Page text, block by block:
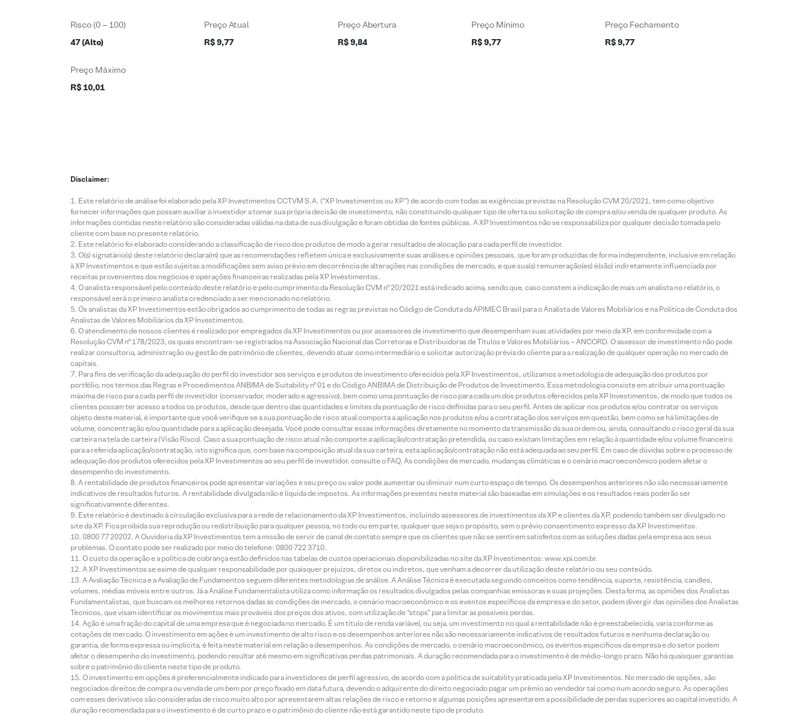
Risco (0 – 100)
47 (Alto)
Preço Atual
R$ 9,77
Preço Abertura
R$ 9,84
Preço Mínimo
R$ 9,77
Preço Fechamento
R$ 9,77
Preço Máximo
R$ 10,01
Disclaimer:
Este relatório de análise foi elaborado pela XP Investimentos CCTVM S.A. (“XP Investimentos ou XP”) de acordo com todas as exigências previstas na Resolução CVM 20/2021, tem como objetivo
fornecer informações que possam auxiliar o investidor a tomar sua própria decisão de investimento, não constituindo qualquer tipo de oferta ou solicitação de compra e/ou venda de qualquer produto. As
informações contidas neste relatório são consideradas válidas na data de sua divulgação e foram obtidas de fontes públicas. A XP Investimentos não se responsabiliza por qualquer decisão tomada pelo
cliente com base no presente relatório.
Este relatório foi elaborado considerando a classificação de risco dos produtos de modo a gerar resultados de alocação para cada perfil de investidor.
O(s) signatário(s) deste relatório declara(m) que as recomendações refletem única e exclusivamente suas análises e opiniões pessoais, que foram produzidas de forma independente, inclusive em relação
à XP Investimentos e que estão sujeitas a modificações sem aviso prévio em decorrência de alterações nas condições de mercado, e que sua(s) remuneração(es) é(são) indiretamente influenciada por
receitas provenientes dos negócios e operações financeiras realizadas pela XP Investimentos.
O analista responsável pelo conteúdo deste relatório e pelo cumprimento da Resolução CVM nº 20/2021 está indicado acima, sendo que, caso constem a indicação de mais um analista no relatório, o
responsável será o primeiro analista credenciado a ser mencionado no relatório.
Os analistas da XP Investimentos estão obrigados ao cumprimento de todas as regras previstas no Código de Conduta da APIMEC Brasil para o Analista de Valores Mobiliários e na Política de Conduta dos
Analistas de Valores Mobiliários da XP Investimentos.
O atendimento de nossos clientes é realizado por empregados da XP Investimentos ou por assessores de investimento que desempenham suas atividades por meio da XP, em conformidade com a
Resolução CVM nº 178/2023, os quais encontram-se registrados na Associação Nacional das Corretoras e Distribuidoras de Títulos e Valores Mobiliários – ANCORD. O assessor de investimento não pode
realizar consultoria, administração ou gestão de patrimônio de clientes, devendo atuar como intermediário e solicitar autorização prévia do cliente para a realização de qualquer operação no mercado de
capitais.
Para fins de verificação da adequação do perfil do investidor aos serviços e produtos de investimento oferecidos pela XP Investimentos, utilizamos a metodologia de adequação dos produtos por
portfólio, nos termos das Regras e Procedimentos ANBIMA de Suitability nº 01 e do Código ANBIMA de Distribuição de Produtos de Investimento. Essa metodologia consiste em atribuir uma pontuação
máxima de risco para cada perfil de investidor (conservador, moderado e agressivo), bem como uma pontuação de risco para cada um dos produtos oferecidos pela XP Investimentos, de modo que todos os
clientes possam ter acesso a todos os produtos, desde que dentro das quantidades e limites da pontuação de risco definidas para o seu perfil. Antes de aplicar nos produtos e/ou contratar os serviços
objeto deste material, é importante que você verifique se a sua pontuação de risco atual comporta a aplicação nos produtos e/ou a contratação dos serviços em questão, bem como se há limitações de
volume, concentração e/ou quantidade para a aplicação desejada. Você pode consultar essas informações diretamente no momento da transmissão da sua ordem ou, ainda, consultando o risco geral da sua
carteira na tela de carteira (Visão Risco). Caso a sua pontuação de risco atual não comporte a aplicação/contratação pretendida, ou caso existam limitações em relação à quantidade e/ou volume financeiro
para a referida aplicação/contratação, isto significa que, com base na composição atual da sua carteira, esta aplicação/contratação não está adequada ao seu perfil. Em caso de dúvidas sobre o processo de
adequação dos produtos oferecidos pela XP Investimentos ao seu perfil de investidor, consulte o FAQ. As condições de mercado, mudanças climáticas e o cenário macroeconômico podem afetar o
desempenho do investimento.
A rentabilidade de produtos financeiros pode apresentar variações e seu preço ou valor pode aumentar ou diminuir num curto espaço de tempo. Os desempenhos anteriores não são necessariamente
indicativos de resultados futuros. A rentabilidade divulgada não é líquida de impostos. As informações presentes neste material são baseadas em simulações e os resultados reais poderão ser
significativamente diferentes.
Este relatório é destinado à circulação exclusiva para a rede de relacionamento da XP Investimentos, incluindo assessores de investimentos da XP e clientes da XP, podendo também ser divulgado no
site da XP. Fica proibida sua reprodução ou redistribuição para qualquer pessoa, no todo ou em parte, qualquer que seja o propósito, sem o prévio consentimento expresso da XP Investimentos.
0800 77 20202. A Ouvidoria da XP Investimentos tem a missão de servir de canal de contato sempre que os clientes que não se sentirem satisfeitos com as soluções dadas pela empresa aos seus
problemas. O contato pode ser realizado por meio do telefone: 0800 722 3710.
O custo da operação e a política de cobrança estão definidos nas tabelas de custos operacionais disponibilizadas no site da XP Investimentos: www.xpi.com.br.
A XP Investimentos se exime de qualquer responsabilidade por quaisquer prejuízos, diretos ou indiretos, que venham a decorrer da utilização deste relatório ou seu conteúdo.
A Avaliação Técnica e a Avaliação de Fundamentos seguem diferentes metodologias de análise. A Análise Técnica é executada seguindo conceitos como tendência, suporte, resistência, candles,
volumes, médias móveis entre outros. Já a Análise Fundamentalista utiliza como informação os resultados divulgados pelas companhias emissoras e suas projeções. Desta forma, as opiniões dos Analistas
Fundamentalistas, que buscam os melhores retornos dadas as condições de mercado, o cenário macroeconômico e os eventos específicos da empresa e do setor, podem divergir das opiniões dos Analistas
Técnicos, que visam identificar os movimentos mais prováveis dos preços dos ativos, com utilização de “stops” para limitar as possíveis perdas.
Ação é uma fração do capital de uma empresa que é negociada no mercado. É um título de renda variável, ou seja, um investimento no qual a rentabilidade não é preestabelecida, varia conforme as
cotações de mercado. O investimento em ações é um investimento de alto risco e os desempenhos anteriores não são necessariamente indicativos de resultados futuros e nenhuma declaração ou
garantia, de forma expressa ou implícita, é feita neste material em relação a desempenhos. As condições de mercado, o cenário macroeconômico, os eventos específicos da empresa e do setor podem
afetar o desempenho do investimento, podendo resultar até mesmo em significativas perdas patrimoniais. A duração recomendada para o investimento é de médio-longo prazo. Não há quaisquer garantias
sobre o patrimônio do cliente neste tipo de produto.
O investimento em opções é preferencialmente indicado para investidores de perfil agressivo, de acordo com a política de suitability praticada pela XP Investimentos. No mercado de opções, são
negociados direitos de compra ou venda de um bem por preço fixado em data futura, devendo o adquirente do direito negociado pagar um prêmio ao vendedor tal como num acordo seguro. As operações
com esses derivativos são consideradas de risco muito alto por apresentarem altas relações de risco e retorno e algumas posições apresentarem a possibilidade de perdas superiores ao capital investido. A
duração recomendada para o investimento é de curto prazo e o patrimônio do cliente não está garantido neste tipo de produto.